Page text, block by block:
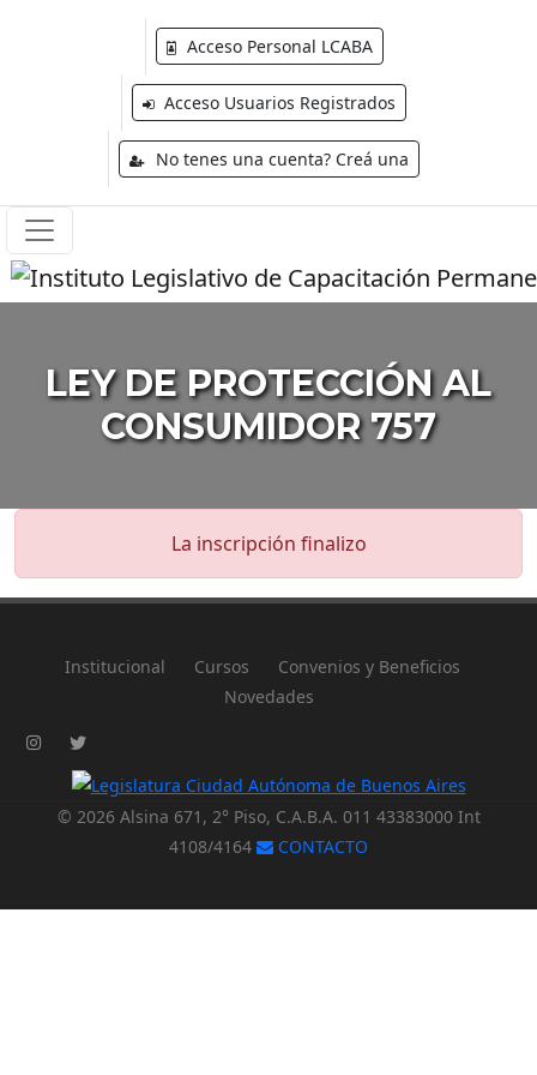
Acceso Personal LCABA
Acceso Usuarios Registrados
No tenes una cuenta? Creá una
LEY DE PROTECCIÓN AL
CONSUMIDOR 757
La inscripción finalizo
Institucional Cursos
Convenios y Beneficios
Novedades
© 2026 Alsina 671, 2° Piso, C.A.B.A. 011 43383000 Int
4108/4164
CONTACTO